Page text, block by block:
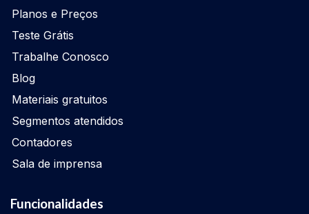
Planos e Preços
Teste Grátis
Trabalhe Conosco
Blog
Materiais gratuitos
Segmentos atendidos
Contadores
Sala de imprensa
Funcionalidades